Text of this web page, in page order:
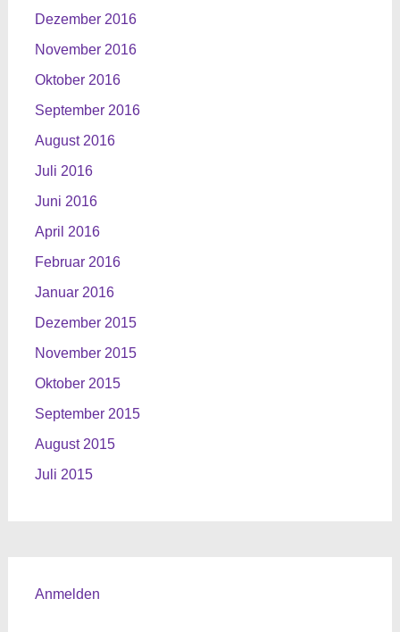
Dezember 2016
November 2016
Oktober 2016
September 2016
August 2016
Juli 2016
Juni 2016
April 2016
Februar 2016
Januar 2016
Dezember 2015
November 2015
Oktober 2015
September 2015
August 2015
Juli 2015
Anmelden